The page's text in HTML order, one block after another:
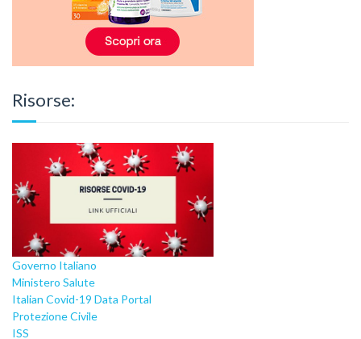
Risorse:
Governo Italiano
Ministero Salute
Italian Covid-19 Data Portal
Protezione Civile
ISS